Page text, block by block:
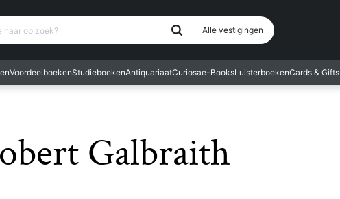
Alle vestigingen Vestiging
naar op zoek?
VoordeelboekenStudieboekenAntiquariaatCuriosae-BooksLuisterboekenCards & Gifts
Galbraith